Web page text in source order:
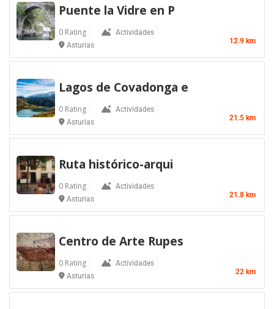
Puente la Vidre en P
0 Rating
Actividades
Asturias
12.9 km
Lagos de Covadonga e
0 Rating
Actividades
Asturias
21.5 km
Ruta histórico-arqui
0 Rating
Actividades
Asturias
21.8 km
Centro de Arte Rupes
0 Rating
Actividades
Asturias
22 km